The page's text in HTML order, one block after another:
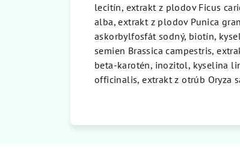
lecitín, extrakt z plodov Ficus
alba, extrakt z plodov Punica
askorbylfosfát sodný, biotín,
semien Brassica campestris,
beta-karotén, inozitol, kyselina
officinalis, extrakt z otrúb Oryza